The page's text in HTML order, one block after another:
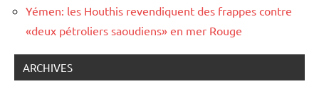
Yémen: les Houthis revendiquent des frappes contre
«deux pétroliers saoudiens» en mer Rouge
ARCHIVES